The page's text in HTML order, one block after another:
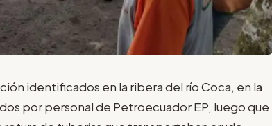
identificados en la ribera del río Coca, en la
por personal de Petroecuador EP, luego que